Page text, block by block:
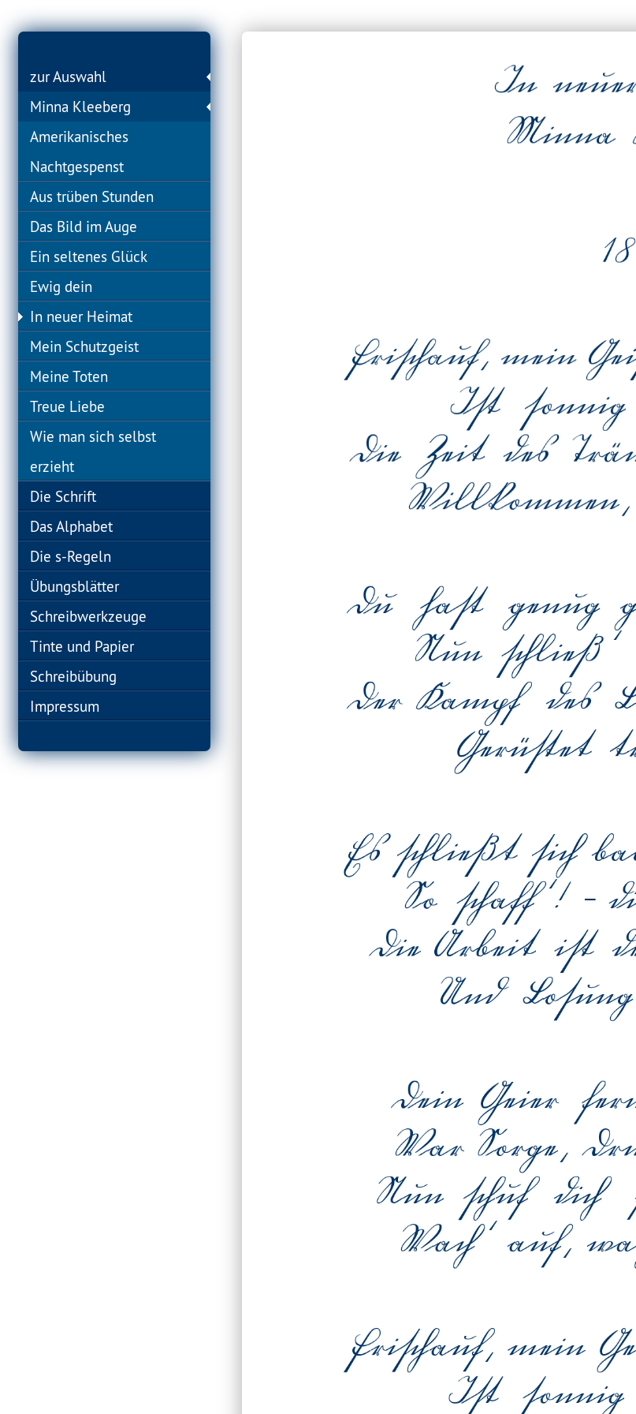
zur Auswahl
Minna Kleeberg
Amerikanisches
Nachtgespenst
Aus trüben Stunden
Das Bild im Auge
Ein seltenes Glück
Ewig dein
In neuer Heimat
Mein Schutzgeist
Meine Toten
Treue Liebe
Wie man sich selbst
erzieht
Die Schrift
Das Alphabet
Die s-Regeln
Übungsblätter
Schreibwerkzeuge
Tinte und Papier
Schreibübung
Impressum